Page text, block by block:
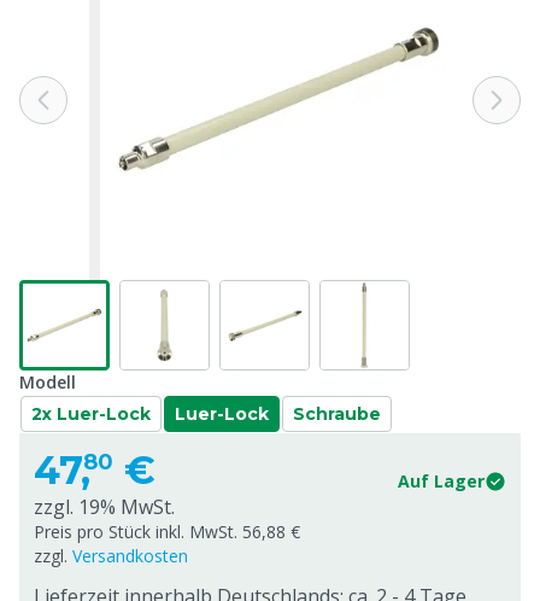
Modell
2x Luer-Lock Luer-Lock Schraube
47,80 € Auf Lager
zzgl. 19% MwSt.
Preis pro Stück inkl. MwSt. 56,88 €
zzgl. Versandkosten